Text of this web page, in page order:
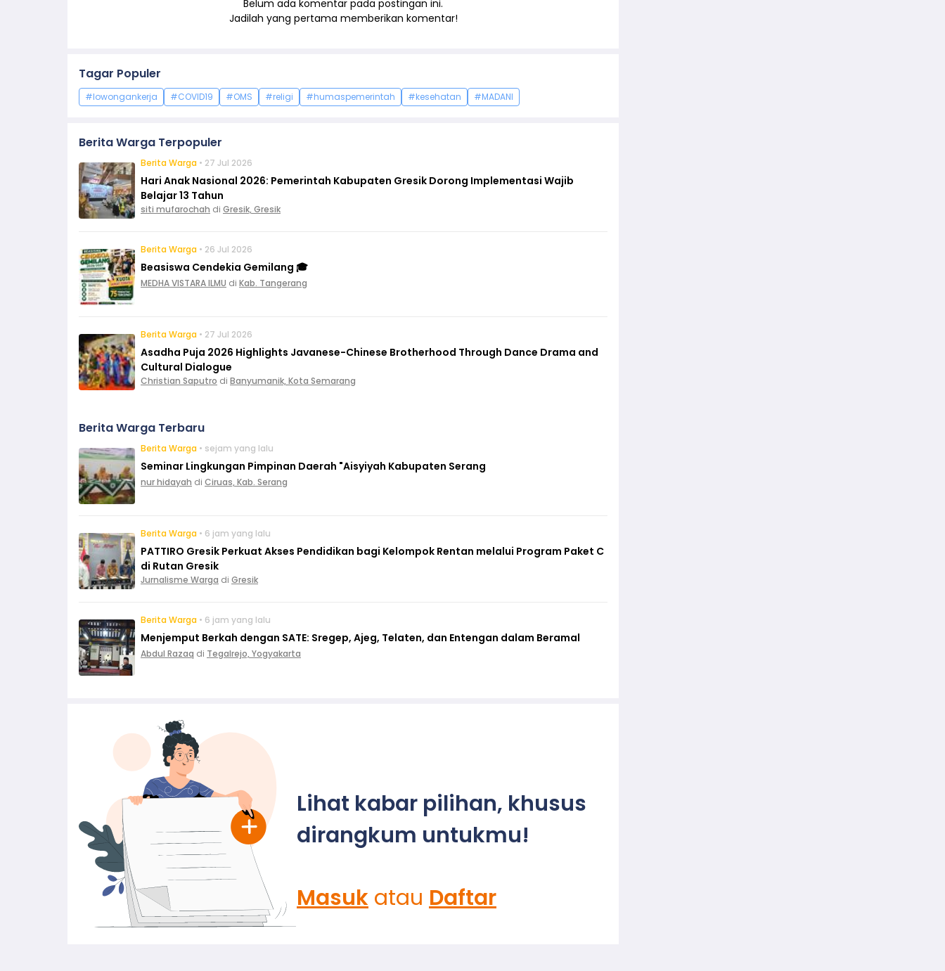
Belum ada komentar pada postingan ini.
Jadilah yang pertama memberikan komentar!
Tagar Populer
#lowongankerja #COVID19 #OMS #religi #humaspemerintah #kesehatan #MADANI
Berita Warga Terpopuler
Berita Warga • 27 Jul 2026
Hari Anak Nasional 2026: Pemerintah Kabupaten Gresik Dorong Implementasi Wajib
Belajar 13 Tahun
siti mufarochah di Gresik, Gresik
Berita Warga • 26 Jul 2026
Beasiswa Cendekia Gemilang 🎓
MEDHA VISTARA ILMU di Kab. Tangerang
Berita Warga • 27 Jul 2026
Asadha Puja 2026 Highlights Javanese-Chinese Brotherhood Through Dance Drama and
Cultural Dialogue
Christian Saputro di Banyumanik, Kota Semarang
Berita Warga Terbaru
Berita Warga • sejam yang lalu
Seminar Lingkungan Pimpinan Daerah "Aisyiyah Kabupaten Serang
nur hidayah di Ciruas, Kab. Serang
Berita Warga • 6 jam yang lalu
PATTIRO Gresik Perkuat Akses Pendidikan bagi Kelompok Rentan melalui Program Paket C
di Rutan Gresik
Jurnalisme Warga di Gresik
Berita Warga • 6 jam yang lalu
Menjemput Berkah dengan SATE: Sregep, Ajeg, Telaten, dan Entengan dalam Beramal
Abdul Razaq di Tegalrejo, Yogyakarta
Lihat kabar pilihan, khusus
dirangkum untukmu!
Masuk atau Daftar